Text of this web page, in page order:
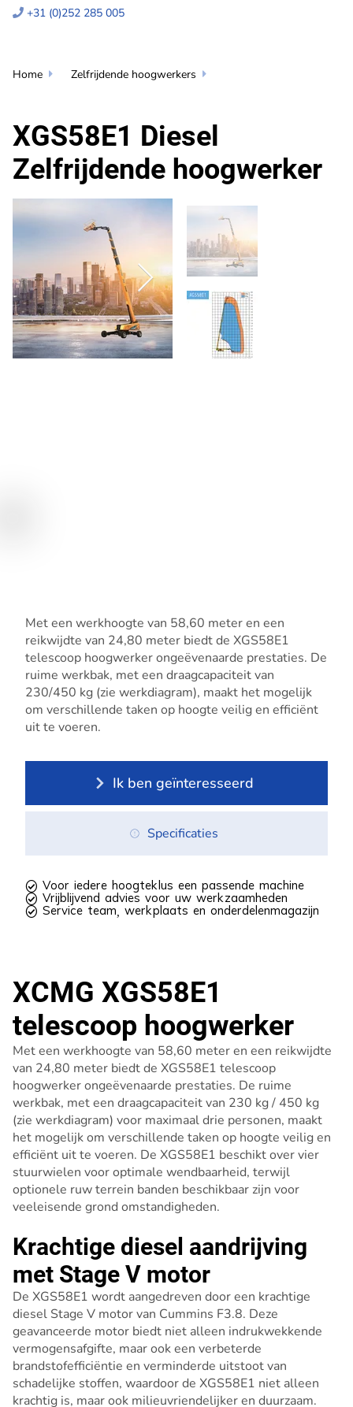
 +31 (0)252 285 005
Home  Zelfrijdende hoogwerkers 
Met een werkhoogte van 58,60 meter en een
reikwijdte van 24,80 meter biedt de XGS58E1
telescoop hoogwerker ongeëvenaarde prestaties. De
ruime werkbak, met een draagcapaciteit van
230/450 kg (zie werkdiagram), maakt het mogelijk
om verschillende taken op hoogte veilig en efficiënt
uit te voeren.
 Voor iedere hoogteklus een passende machine
 Vrijblijvend advies voor uw werkzaamheden
 Service team, werkplaats en onderdelenmagazijn
Ik ben geïnteresseerd
Specificaties
XGS58E1 Diesel
Zelfrijdende hoogwerker
XCMG XGS58E1
telescoop hoogwerker
Met een werkhoogte van 58,60 meter en een reikwijdte
van 24,80 meter biedt de XGS58E1 telescoop
hoogwerker ongeëvenaarde prestaties. De ruime
werkbak, met een draagcapaciteit van 230 kg / 450 kg
(zie werkdiagram) voor maximaal drie personen, maakt
het mogelijk om verschillende taken op hoogte veilig en
efficiënt uit te voeren. De XGS58E1 beschikt over vier
stuurwielen voor optimale wendbaarheid, terwijl
optionele ruw terrein banden beschikbaar zijn voor
veeleisende grond omstandigheden.
Krachtige diesel aandrijving
met Stage V motor
De XGS58E1 wordt aangedreven door een krachtige
diesel Stage V motor van Cummins F3.8. Deze
geavanceerde motor biedt niet alleen indrukwekkende
vermogensafgifte, maar ook een verbeterde
brandstofefficiëntie en verminderde uitstoot van
schadelijke stoffen, waardoor de XGS58E1 niet alleen
krachtig is, maar ook milieuvriendelijker en duurzaam.